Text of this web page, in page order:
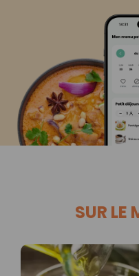
SUR LE